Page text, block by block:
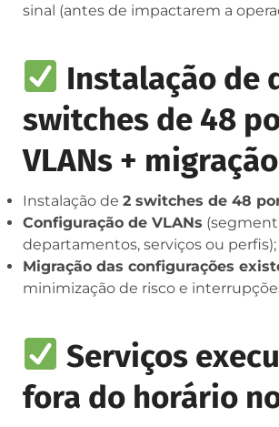
sinal (antes de impactarem a
Instalação de
switches de 48
VLANs + migração
Instalação de 2 switches de 48
Configuração de VLANs
departamentos, serviços ou perfis);
Migração das configurações
minimização de risco e
Serviços
fora do horário